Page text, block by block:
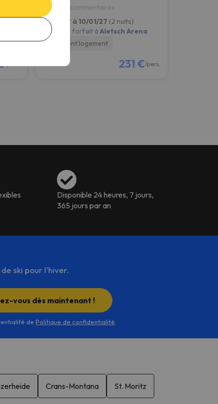
8.4
1370 commentaires
08/01/27 à 10/01/27 (2 nuits)
2 jours de forfait àAletsch Arena
Seulement logement
231 €/pers.
Disponible 24 heures, 7 jours,
365 jours par an
ski pour l'hiver.
vous dès maintenant !
de Politique de confidentialité
Crans-Montana St. Moritz